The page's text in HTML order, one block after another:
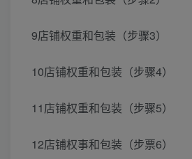
9店铺权重和包装（步骤3）
10店铺权重和包装（步骤4）
11店铺权重和包装（步骤5）
12店铺权事和包装（步票6）